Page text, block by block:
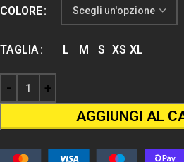
COLORE
TAGLIA L M S XS XL
AGGIUNGI AL